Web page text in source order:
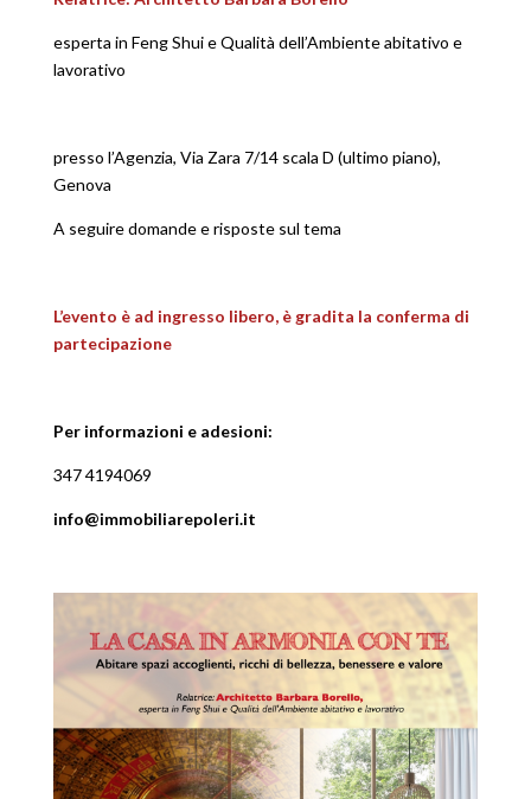
esperta in Feng Shui e Qualità dell’Ambiente abitativo e
lavorativo
presso l’Agenzia, Via Zara 7/14 scala D (ultimo piano),
Genova
A seguire domande e risposte sul tema
L’evento è ad ingresso libero, è gradita la conferma di
partecipazione
Per informazioni e adesioni:
347 4194069
info@immobiliarepoleri.it